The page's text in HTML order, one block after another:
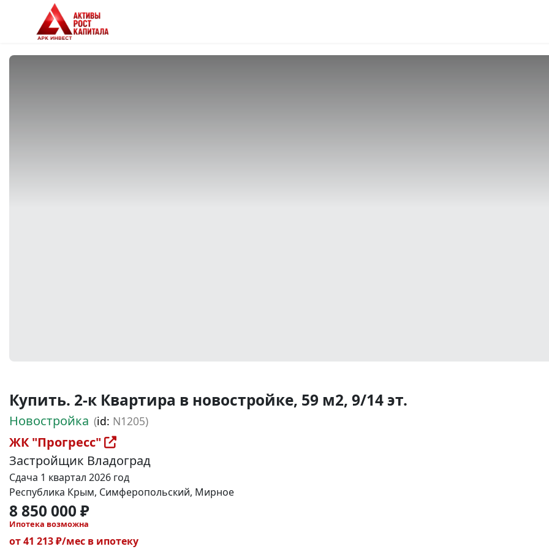
Купить. 2-к Квартира в новостройке, 59 м2, 9/14 эт.
Новостройка (id: N1205)
ЖК "Прогресс"
Застройщик Владоград
Сдача 1 квартал 2026 год
Республика Крым, Симферопольский, Мирное
8 850 000 ₽
Ипотека возможна
от 41 213 ₽/мес в ипотеку